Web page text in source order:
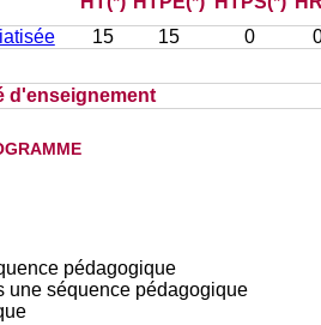
15 15 0
d'enseignement
pédagogique
une séquence pédagogique